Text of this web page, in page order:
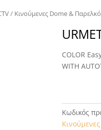
/ Κινούμενες Dome &
COLOR
WITH
Κωδικός